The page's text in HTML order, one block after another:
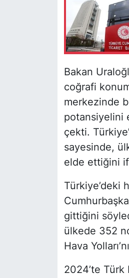
Bakan
coğrafi
merkezinde
potansiyelini
çekti.
sayesinde,
elde ettiğini
Türkiye’deki
gittiğini
ülkede 352
Hava
2024’te Türk